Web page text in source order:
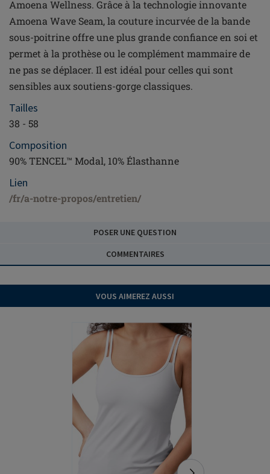
Amoena Wellness. Grâce à la technologie innovante
Amoena Wave Seam, la couture incurvée de la bande
sous-poitrine offre une plus grande confiance en soi et
permet à la prothèse ou le complément mammaire de
ne pas se déplacer. Il est idéal pour celles qui sont
sensibles aux soutiens-gorge classiques.
Tailles
38 - 58
Composition
90% TENCEL™ Modal, 10% Élasthanne
Lien
/fr/a-notre-propos/entretien/
POSER UNE QUESTION
COMMENTAIRES
VOUS AIMEREZ AUSSI